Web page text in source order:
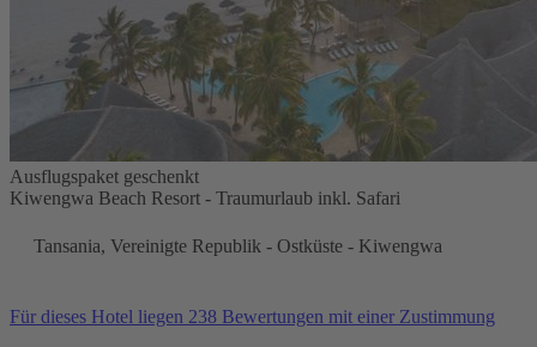
Ausflugspaket geschenkt
Kiwengwa Beach Resort - Traumurlaub inkl. Safari
Tansania, Vereinigte Republik - Ostküste - Kiwengwa
Für dieses Hotel liegen 238 Bewertungen mit einer Zustimmung